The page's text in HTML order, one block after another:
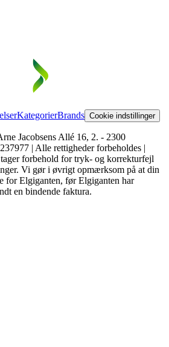
KategorierBrands Cookie indstillinger
Jacobsens Allé 16, 2. - 2300
| Alle rettigheder forbeholdes |
forbehold for tryk- og korrekturfejl
Vi gør i øvrigt opmærksom på at din
for Elgiganten, før Elgiganten har
en bindende faktura.